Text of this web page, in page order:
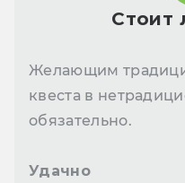
Стоит
Желающим
квеста в
обязательно.
Удачно